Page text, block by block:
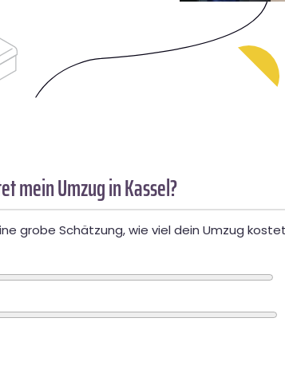
mein Umzug in Kassel?
grobe Schätzung, wie viel dein Umzug